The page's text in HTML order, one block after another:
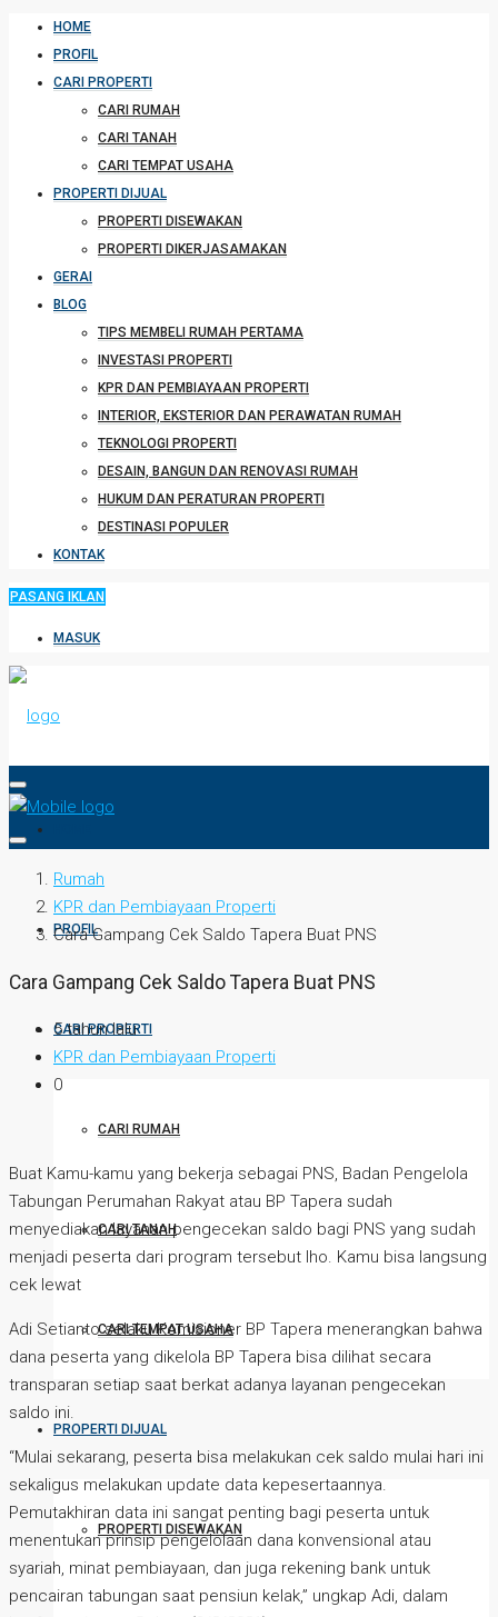
HOME
PROFIL
CARI PROPERTI
CARI RUMAH
CARI TANAH
CARI TEMPAT USAHA
PROPERTI DIJUAL
PROPERTI DISEWAKAN
PROPERTI DIKERJASAMAKAN
GERAI
BLOG
TIPS MEMBELI RUMAH PERTAMA
INVESTASI PROPERTI
KPR DAN PEMBIAYAAN PROPERTI
INTERIOR, EKSTERIOR DAN PERAWATAN RUMAH
TEKNOLOGI PROPERTI
DESAIN, BANGUN DAN RENOVASI RUMAH
HUKUM DAN PERATURAN PROPERTI
DESTINASI POPULER
KONTAK
PASANG IKLAN
MASUK
PROFIL
CARI PROPERTI
CARI RUMAH
CARI TANAH
CARI TEMPAT USAHA
PROPERTI DIJUAL
PROPERTI DISEWAKAN
Rumah
KPR dan Pembiayaan Properti
Cara Gampang Cek Saldo Tapera Buat PNS
Cara Gampang Cek Saldo Tapera Buat PNS
5 tahun lalu
KPR dan Pembiayaan Properti
0
Buat Kamu-kamu yang bekerja sebagai PNS, Badan Pengelola
Tabungan Perumahan Rakyat atau BP Tapera sudah
menyediakan layanan pengecekan saldo bagi PNS yang sudah
menjadi peserta dari program tersebut lho. Kamu bisa langsung
cek lewat
Adi Setianto selaku Komisioner BP Tapera menerangkan bahwa
dana peserta yang dikelola BP Tapera bisa dilihat secara
transparan setiap saat berkat adanya layanan pengecekan
saldo ini.
“Mulai sekarang, peserta bisa melakukan cek saldo mulai hari ini
sekaligus melakukan update data kepesertaannya.
Pemutakhiran data ini sangat penting bagi peserta untuk
menentukan prinsip pengelolaan dana konvensional atau
syariah, minat pembiayaan, dan juga rekening bank untuk
pencairan tabungan saat pensiun kelak,” ungkap Adi, dalam